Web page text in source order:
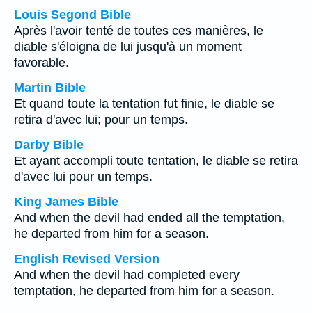
Louis Segond Bible
Après l'avoir tenté de toutes ces manières, le
diable s'éloigna de lui jusqu'à un moment
favorable.
Martin Bible
Et quand toute la tentation fut finie, le diable se
retira d'avec lui; pour un temps.
Darby Bible
Et ayant accompli toute tentation, le diable se retira
d'avec lui pour un temps.
King James Bible
And when the devil had ended all the temptation,
he departed from him for a season.
English Revised Version
And when the devil had completed every
temptation, he departed from him for a season.